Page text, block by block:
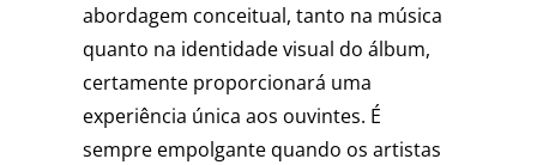
abordagem conceitual, tanto na música
quanto na identidade visual do álbum,
certamente proporcionará uma
experiência única aos ouvintes. É
sempre empolgante quando os artistas